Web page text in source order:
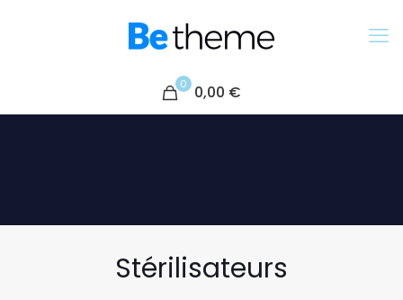
0 0,00 €
Stérilisateurs